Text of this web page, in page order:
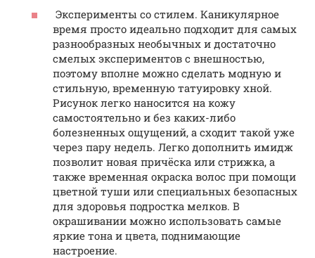
Эксперименты со стилем. Каникулярное
время просто идеально подходит для самых
разнообразных необычных и достаточно
смелых экспериментов с внешностью,
поэтому вполне можно сделать модную и
стильную, временную татуировку хной.
Рисунок легко наносится на кожу
самостоятельно и без каких-либо
болезненных ощущений, а сходит такой уже
через пару недель. Легко дополнить имидж
позволит новая причёска или стрижка, а
также временная окраска волос при помощи
цветной туши или специальных безопасных
для здоровья подростка мелков. В
окрашивании можно использовать самые
яркие тона и цвета, поднимающие
настроение.